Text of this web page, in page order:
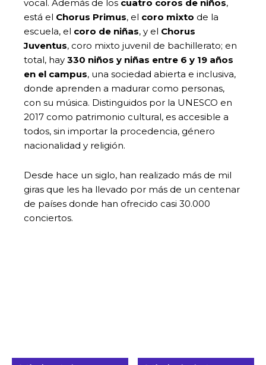
vocal. Además de los cuatro coros de niños,
está el Chorus Primus, el coro mixto de la
escuela, el coro de niñas, y el Chorus
Juventus, coro mixto juvenil de bachillerato; en
total, hay 330 niños y niñas entre 6 y 19 años
en el campus, una sociedad abierta e inclusiva,
donde aprenden a madurar como personas,
con su música. Distinguidos por la UNESCO en
2017 como patrimonio cultural, es accesible a
todos, sin importar la procedencia, género
nacionalidad y religión.
Desde hace un siglo, han realizado más de mil
giras que les ha llevado por más de un centenar
de países donde han ofrecido casi 30.000
conciertos.